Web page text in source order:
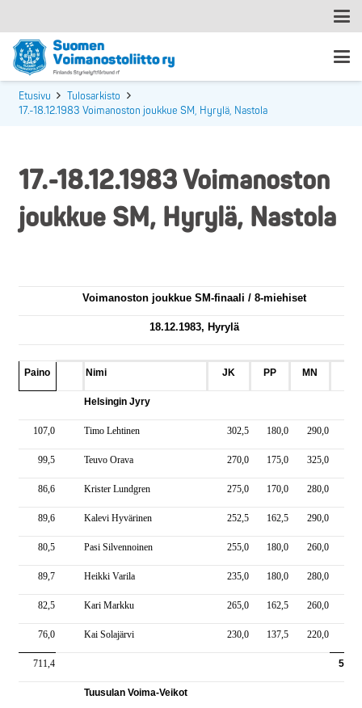
Etusivu
Tulosarkisto
17.-18.12.1983 Voimanoston joukkue SM, Hyrylä, Nastola
17.-18.12.1983 Voimanoston
joukkue SM, Hyrylä, Nastola
Voimanoston joukkue SM-finaali / 8-miehiset
18.12.1983, Hyrylä
Paino Nimi JK PP MN
Helsingin Jyry
107,0 Timo Lehtinen 302,5 180,0 290,0
99,5 Teuvo Orava 270,0 175,0 325,0
86,6 Krister Lundgren 275,0 170,0 280,0
89,6 Kalevi Hyvärinen 252,5 162,5 290,0
80,5 Pasi Silvennoinen 255,0 180,0 260,0
89,7 Heikki Varila 235,0 180,0 280,0
82,5 Kari Markku 265,0 162,5 260,0
76,0 Kai Solajärvi 230,0 137,5 220,0
711,4
Tuusulan Voima-Veikot